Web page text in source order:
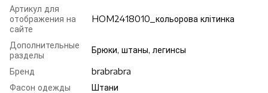
Артикул для
отображения на
сайте
HOM2418010_кольорова клітинка
Дополнительные
разделы
Брюки, штаны, легинсы
Бренд
brabrabra
Фасон одежды
Штани